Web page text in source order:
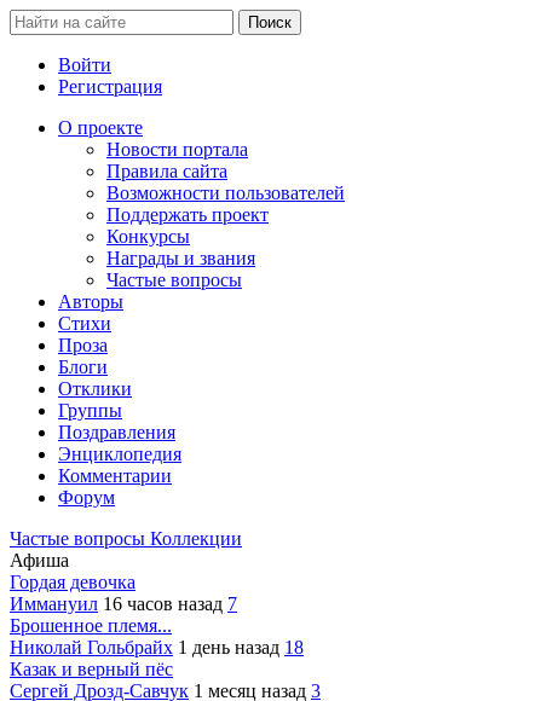
Войти
Регистрация
О проекте
Новости портала
Правила сайта
Возможности пользователей
Поддержать проект
Конкурсы
Награды и звания
Частые вопросы
Авторы
Стихи
Проза
Блоги
Отклики
Группы
Поздравления
Энциклопедия
Комментарии
Форум
Частые вопросы Коллекции
Афиша
Гордая девочка
Иммануил 16 часов назад 7
Брошенное племя...
Николай Гольбрайх 1 день назад 18
Казак и верный пёс
Сергей Дрозд-Савчук 1 месяц назад 3